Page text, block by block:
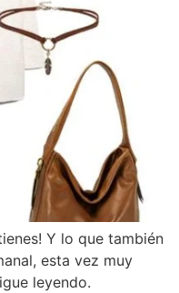
Y lo que también
esta vez muy
leyendo.